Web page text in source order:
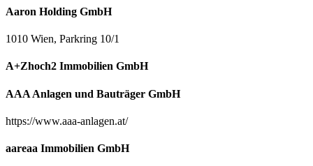
Aaron Holding GmbH
1010 Wien, Parkring 10/1
A+Zhoch2 Immobilien GmbH
AAA Anlagen und Bauträger GmbH
https://www.aaa-anlagen.at/
aareaa Immobilien GmbH